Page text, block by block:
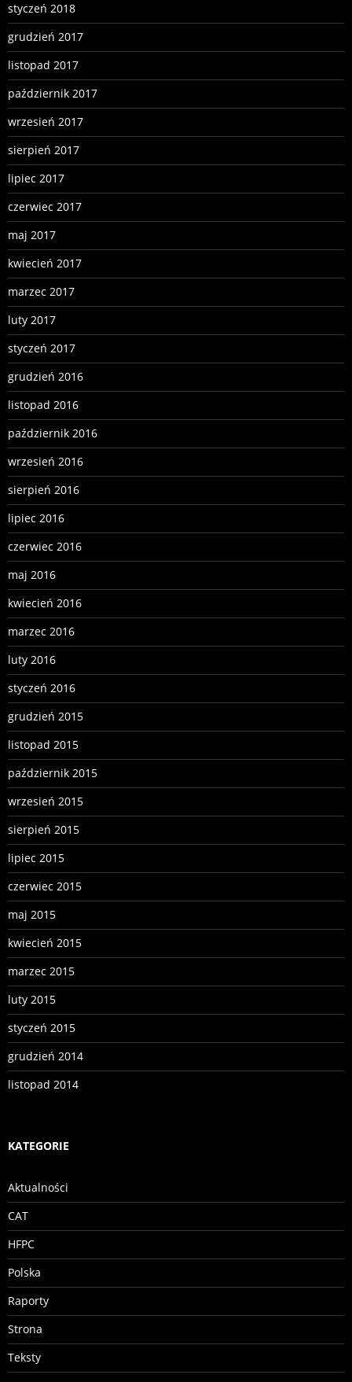
styczeń 2018
grudzień 2017
listopad 2017
październik 2017
wrzesień 2017
sierpień 2017
lipiec 2017
czerwiec 2017
maj 2017
kwiecień 2017
marzec 2017
luty 2017
styczeń 2017
grudzień 2016
listopad 2016
październik 2016
wrzesień 2016
sierpień 2016
lipiec 2016
czerwiec 2016
maj 2016
kwiecień 2016
marzec 2016
luty 2016
styczeń 2016
grudzień 2015
listopad 2015
październik 2015
wrzesień 2015
sierpień 2015
lipiec 2015
czerwiec 2015
maj 2015
kwiecień 2015
marzec 2015
luty 2015
styczeń 2015
grudzień 2014
listopad 2014
KATEGORIE
Aktualności
CAT
HFPC
Polska
Raporty
Strona
Teksty